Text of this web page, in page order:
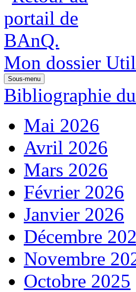
Mon dossier
Sous-menu
Bibliographie
Mai 2026
Avril 2026
Mars 2026
Février 2026
Janvier 2026
Décembre
Novembre
Octobre 2025